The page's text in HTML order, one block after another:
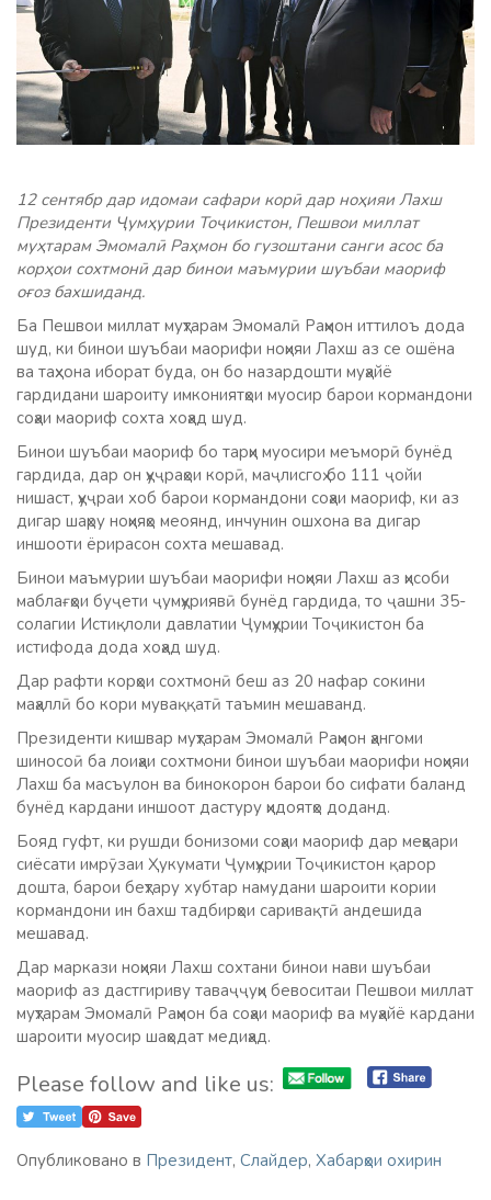
12 сентябр дар идомаи сафари корӣ дар ноҳияи Лахш
Президенти Ҷумҳурии Тоҷикистон, Пешвои миллат
муҳтарам Эмомалӣ Раҳмон бо гузоштани санги асос ба
корҳои сохтмонӣ дар бинои маъмурии шуъбаи маориф
оғоз бахшиданд.
Ба Пешвои миллат муҳтарам Эмомалӣ Раҳмон иттилоъ дода
шуд, ки бинои шуъбаи маорифи ноҳияи Лахш аз се ошёна
ва таҳхона иборат буда, он бо назардошти муҳайё
гардидани шароиту имкониятҳои муосир барои кормандони
соҳаи маориф сохта хоҳад шуд.
Бинои шуъбаи маориф бо тарҳи муосири меъморӣ бунёд
гардида, дар он ҳуҷраҳои корӣ, маҷлисгоҳ бо 111 ҷойи
нишаст, ҳуҷраи хоб барои кормандони соҳаи маориф, ки аз
дигар шаҳру ноҳияҳо меоянд, инчунин ошхона ва дигар
иншооти ёрирасон сохта мешавад.
Бинои маъмурии шуъбаи маорифи ноҳияи Лахш аз ҳисоби
маблағҳои буҷети ҷумҳуриявӣ бунёд гардида, то ҷашни 35-
солагии Истиқлоли давлатии Ҷумҳурии Тоҷикистон ба
истифода дода хоҳад шуд.
Дар рафти корҳои сохтмонӣ беш аз 20 нафар сокини
маҳаллӣ бо кори муваққатӣ таъмин мешаванд.
Президенти кишвар муҳтарам Эмомалӣ Раҳмон ҳангоми
шиносоӣ ба лоиҳаи сохтмони бинои шуъбаи маорифи ноҳияи
Лахш ба масъулон ва бинокорон барои бо сифати баланд
бунёд кардани иншоот дастуру ҳидоятҳо доданд.
Бояд гуфт, ки рушди бонизоми соҳаи маориф дар меҳвари
сиёсати имрӯзаи Ҳукумати Ҷумҳурии Тоҷикистон қарор
дошта, барои беҳтару хубтар намудани шароити кории
кормандони ин бахш тадбирҳои саривақтӣ андешида
мешавад.
Дар маркази ноҳияи Лахш сохтани бинои нави шуъбаи
маориф аз дастгириву таваҷҷуҳи бевоситаи Пешвои миллат
муҳтарам Эмомалӣ Раҳмон ба соҳаи маориф ва муҳайё кардани
шароити муосир шаҳодат медиҳад.
Please follow and like us:
Опубликовано в Президент, Слайдер, Хабарҳои охирин